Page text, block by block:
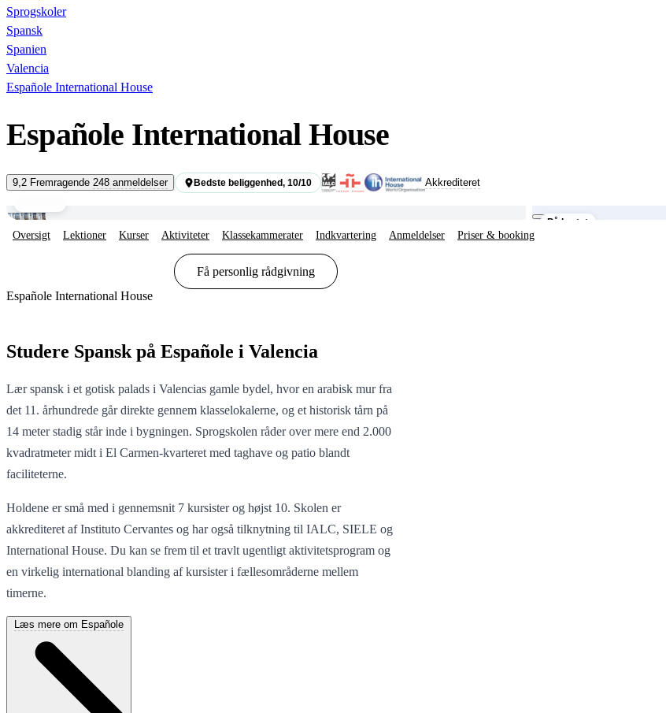
Sprogskoler
Spansk
Spanien
Valencia
Españole International House
Españole International House
9,2 Fremragende 248 anmeldelser Bedste beliggenhed, 10/10 Akkrediteret
Videorundvisning
På kortet
Oversigt Lektioner Kurser Aktiviteter Klassekammerater Indkvartering Anmeldelser Priser & booking
Få personlig rådgivning
Españole International House
Studere Spansk på Españole i Valencia
Lær spansk i et gotisk palads i Valencias gamle bydel, hvor en arabisk mur fra
det 11. århundrede går direkte gennem klasselokalerne, og et historisk tårn på
14 meter stadig står inde i bygningen. Sprogskolen råder over mere end 2.000
kvadratmeter midt i El Carmen-kvarteret med taghave og patio blandt
faciliteterne.
Holdene er små med i gennemsnit 7 kursister og højst 10. Skolen er
akkrediteret af Instituto Cervantes og har også tilknytning til IALC, SIELE og
International House. Du kan se frem til et travlt ugentligt aktivitetsprogram og
en virkelig international blanding af kursister i fællesområderne mellem
timerne.
Læs mere om Españole